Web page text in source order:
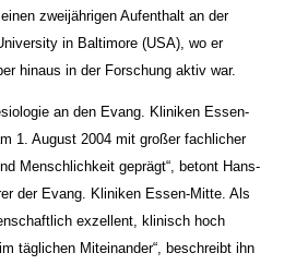
zweijährigen Aufenthalt an der
in Baltimore (USA), wo er
hinaus in der Forschung aktiv war.
an den Evang. Kliniken Essen-
1. August 2004 mit großer fachlicher
Menschlichkeit geprägt“, be­tont Hans-
der Evang. Kliniken Essen-Mitte. Als
exzellent, klinisch hoch
täglichen Miteinan­der“, beschreibt ihn